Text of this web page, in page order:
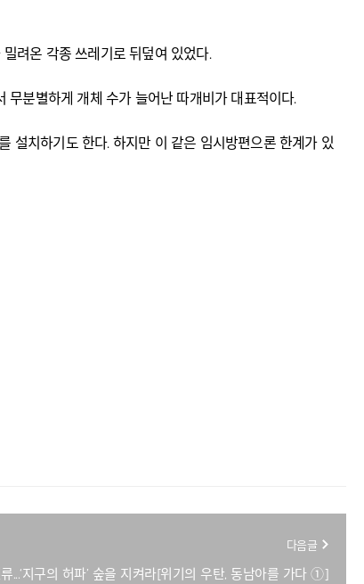
려온 각종 쓰레기로 뒤덮여 있었다.
분별하게 개체 수가 늘어난 따개비가 대표적이다.
설치하기도 한다. 하지만 이 같은 임시방편으론 한계가 있
다음글
...‘지구의 허파’ 숲을 지켜라[위기의 우탄, 동남아를 가다 ①]